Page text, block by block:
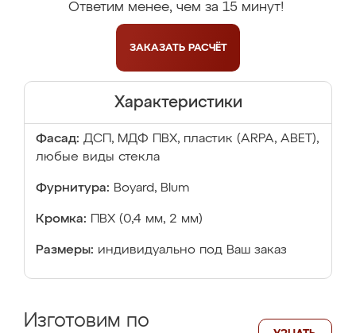
Ответим менее, чем за 15 минут!
ЗАКАЗАТЬ РАСЧЁТ
Характеристики
Фасад: ДСП, МДФ ПВХ, пластик (ARPA, ABET),
любые виды стекла
Фурнитура: Boyard, Blum
Кромка: ПВХ (0,4 мм, 2 мм)
Размеры: индивидуально под Ваш заказ
Изготовим по